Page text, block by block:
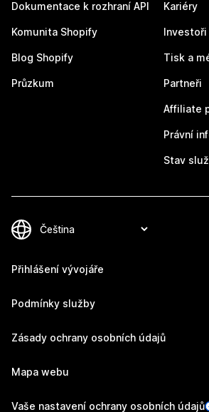
Dokumentace k rozhraní API
Komunita Shopify
Blog Shopify
Průzkum
Kariéry
Investoři
Tisk a
Partneři
Affiliate
Právní
Stav
Přihlášení vývojáře
Podmínky služby
Zásady ochrany osobních údajů
Mapa webu
Vaše nastavení ochrany osobních údajů